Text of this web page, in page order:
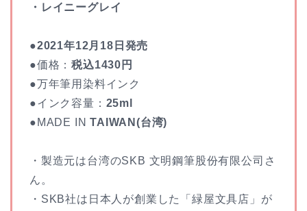
・レイニーグレイ
●2021年12月18日発売
●価格：税込1430円
●万年筆用染料インク
●インク容量： 25ml
●MADE INTAIWAN(台湾)
・製造元は台湾のSKB 文明鋼筆股份有限公司さ
ん。
・SKB社は日本人が創業した「緑屋文具店」が